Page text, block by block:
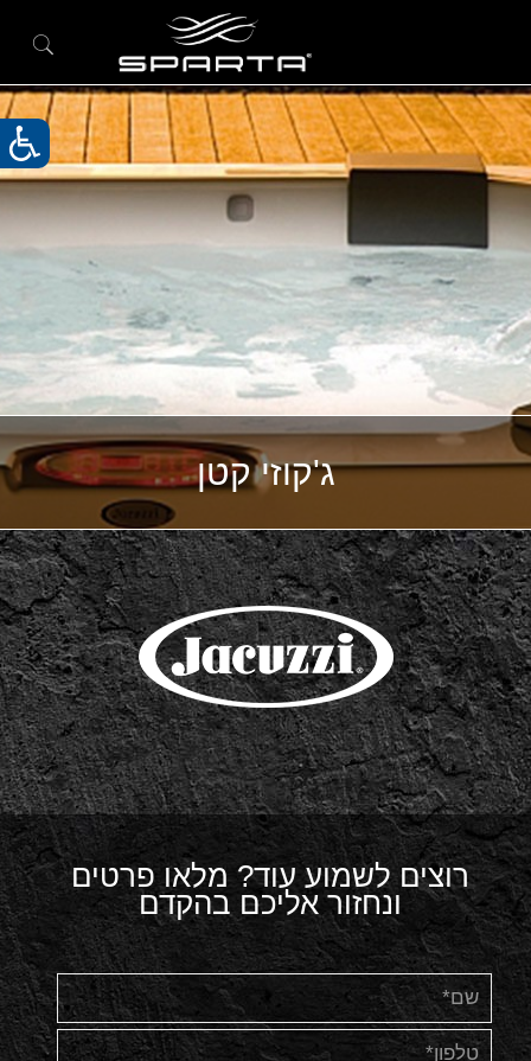
ג'קוזי קטן
רוצים לשמוע עוד? מלאו פרטים
ונחזור אליכם בהקדם